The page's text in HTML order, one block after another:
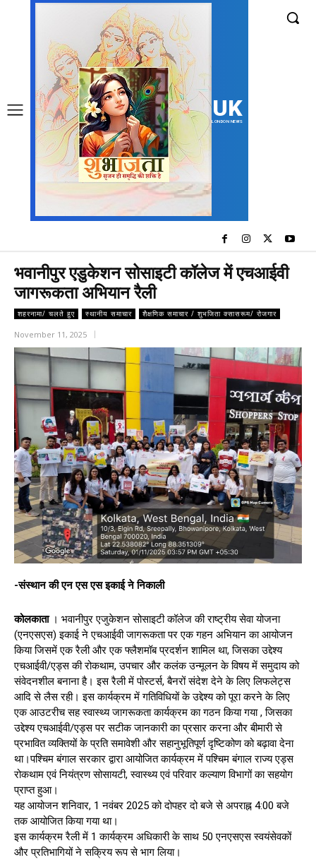
UK
LONDON NEWS
भवानीपुर एडुकेशन सोसाइटी कॉलेज में एचआईवी
जागरूकता अभियान रैली
शहरनामा/ चलते हुए स्थानीय समाचार शैक्षणिक समाचार / शुभजिता क्सासरूम/ रोजगार
November 11, 2025
-संस्थान की एन एस एस इकाई ने निकाली
कोलकाता। भवानीपुर एजुकेशन सोसाइटी कॉलेज की राष्ट्रीय सेवा योजना
(एनएसएस) इकाई ने एचआईवी जागरूकता पर एक गहन अभियान का आयोजन
किया जिसमें एक रैली और एक फ्लैशमॉब प्रदर्शन शामिल था, जिसका उद्देश्य
एचआईवी/एड्स की रोकथाम, उपचार और कलंक उन्मूलन के विषय में समुदाय को
संवेदनशील बनाना है। इस रैली में पोस्टर्स, बैनरों संदेश देने के लिए लिफलेट्स
आदि से लैस रही। इस कार्यक्रम में गतिविधियों के उद्देश्य को पूरा करने के लिए
एक आउटरीच सह स्वास्थ्य जागरूकता कार्यक्रम का गठन किया गया , जिसका
उद्देश्य एचआईवी/एड्स पर सटीक जानकारी का प्रसार करना और बीमारी से
प्रभावित व्यक्तियों के प्रति समावेशी और सहानुभूतिपूर्ण दृष्टिकोण को बढ़ावा देना
था।पश्चिम बंगाल सरकार द्वारा आयोजित कार्यक्रम में पश्चिम बंगाल राज्य एड्स
रोकथाम एवं नियंत्रण सोसायटी, स्वास्थ्य एवं परिवार कल्याण विभागों का सहयोग
प्राप्त हुआ।
यह आयोजन शनिवार, 1 नवंबर 2025 को दोपहर दो बजे से अपराह्न 4:00 बजे
तक आयोजित किया गया था।
इस कार्यक्रम रैली में 1 कार्यक्रम अधिकारी के साथ 50 एनएसएस स्वयंसेवकों
और प्रतिभागियों ने सक्रिय रूप से भाग लिया।